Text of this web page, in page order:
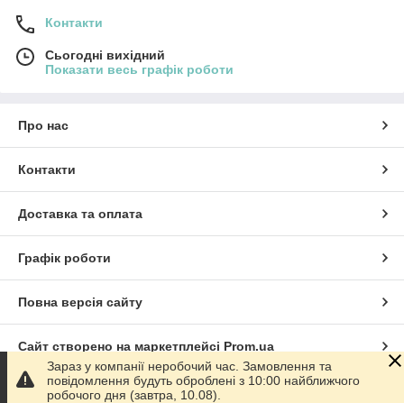
Контакти
Сьогодні вихідний
Показати весь графік роботи
Про нас
Контакти
Доставка та оплата
Графік роботи
Повна версія сайту
Сайт створено на маркетплейсі Prom.ua
Політика конфіденційності
Зараз у компанії неробочий час. Замовлення та
повідомлення будуть оброблені з 10:00 найближчого
робочого дня (завтра, 10.08).